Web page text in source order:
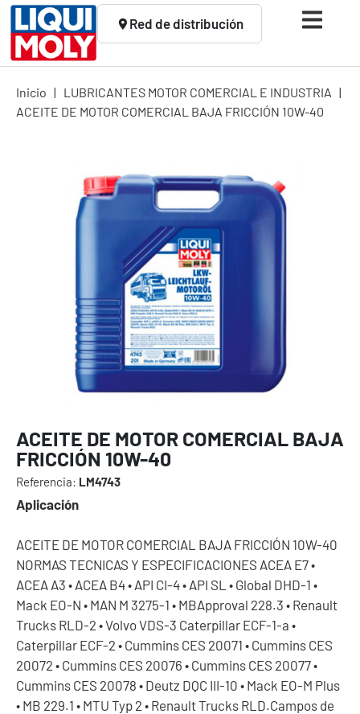
Red de distribución
Inicio | LUBRICANTES MOTOR COMERCIAL E INDUSTRIA |
ACEITE DE MOTOR COMERCIAL BAJA FRICCIÓN 10W-40
ACEITE DE MOTOR COMERCIAL BAJA
FRICCIÓN 10W-40
Referencia: LM4743
Aplicación
ACEITE DE MOTOR COMERCIAL BAJA FRICCIÓN 10W-40
NORMAS TECNICAS Y ESPECIFICACIONES ACEA E7 •
ACEA A3 • ACEA B4 • API CI-4 • API SL • Global DHD-1 •
Mack EO-N • MAN M 3275-1 • MBApproval 228.3 • Renault
Trucks RLD-2 • Volvo VDS-3 Caterpillar ECF-1-a •
Caterpillar ECF-2 • Cummins CES 20071 • Cummins CES
20072 • Cummins CES 20076 • Cummins CES 20077 •
Cummins CES 20078 • Deutz DQC III-10 • Mack EO-M Plus
• MB 229.1 • MTU Typ 2 • Renault Trucks RLD.Campos de